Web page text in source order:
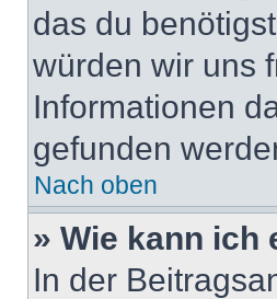
das du
würden wir uns
Informationen
gefunden
Nach oben
» Wie kann ich
In der